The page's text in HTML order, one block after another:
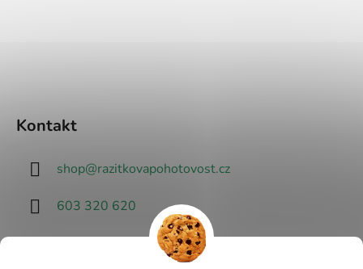
Kontakt
shop@razitkovapohotovost.cz
603 320 620